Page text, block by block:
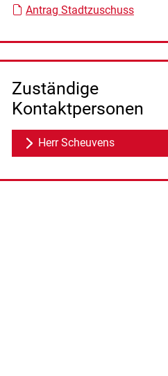
Antrag Stadtzuschuss
Zuständige
Kontaktpersonen
Herr Scheuvens